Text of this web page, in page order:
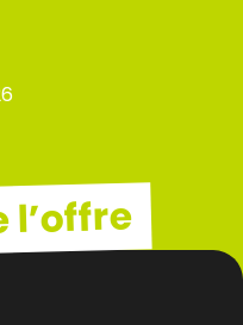
l’offre